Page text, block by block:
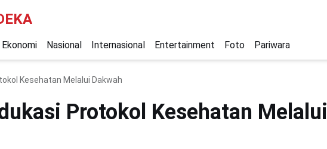
Ekonomi Nasional Internasional Entertainment Foto Pariwara
Kesehatan Melalui Dakwah
Protokol Kesehatan Melalui